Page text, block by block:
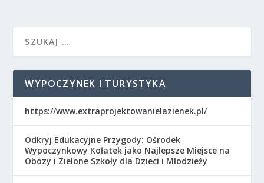
WYPOCZYNEK I TURYSTYKA
https://www.extraprojektowanielazienek.pl/
Odkryj Edukacyjne Przygody: Ośrodek
Wypoczynkowy Kołatek jako Najlepsze Miejsce na
Obozy i Zielone Szkoły dla Dzieci i Młodzieży